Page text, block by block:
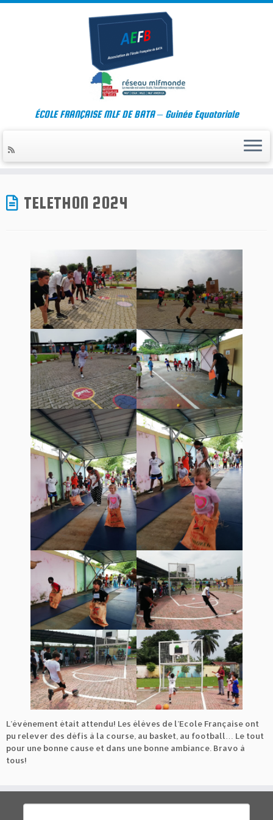
content
ÉCOLE FRANÇAISE MLF DE BATA – Guinée Equatoriale
TELETHON 2024
L’événement était attendu! Les élèves de l’Ecole Française ont
pu relever des défis à la course, au basket, au football… Le tout
pour une bonne cause et dans une bonne ambiance. Bravo à
tous!